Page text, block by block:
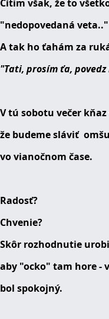
Cítim však, že to
"nedopovedaná veta.."
A tak ho ťahám za
"Tati, prosím ťa, povedz
V tú sobotu večer
že budeme sláviť
vo vianočnom čase.
Radosť?
Chvenie?
Skôr rozhodnutie
aby "ocko" tam hore -
bol spokojný.